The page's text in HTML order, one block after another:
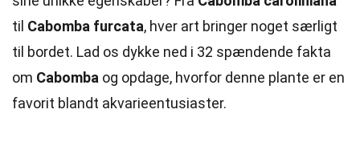
til Cabomba furcata, hver art bringer noget særligt
til bordet. Lad os dykke ned i 32 spændende fakta
om Cabomba og opdage, hvorfor denne plante er en
favorit blandt akvarieentusiaster.